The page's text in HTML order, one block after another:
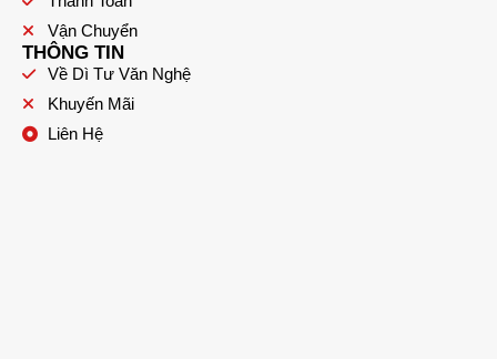
Vận Chuyển
THÔNG TIN
Về Dì Tư Văn Nghệ
Khuyến Mãi
Liên Hệ